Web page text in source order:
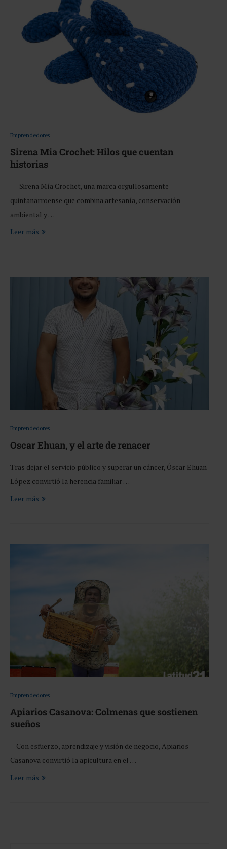
Emprendedores
Sirena Mia Crochet: Hilos que cuentan
historias
Sirena Mía Crochet, una marca orgullosamente
quintanarroense que combina artesanía, conservación
ambiental y …
Leer más
Emprendedores
Oscar Ehuan, y el arte de renacer
Tras dejar el servicio público y superar un cáncer, Óscar Ehuan
López convirtió la herencia familiar …
Leer más
Emprendedores
Apiarios Casanova: Colmenas que sostienen
sueños
Con esfuerzo, aprendizaje y visión de negocio, Apiarios
Casanova convirtió la apicultura en el …
Leer más